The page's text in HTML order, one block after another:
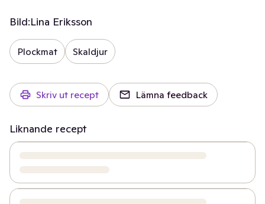
Bild:Lina Eriksson
Plockmat Skaldjur
Skriv ut recept Lämna feedback
Liknande recept